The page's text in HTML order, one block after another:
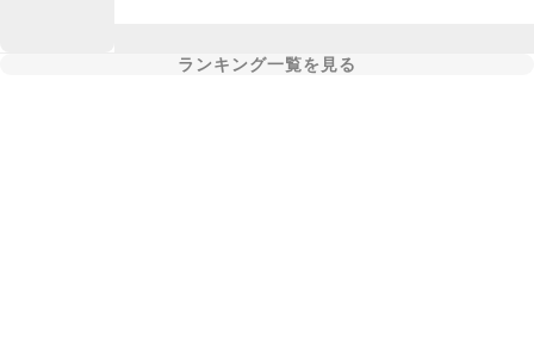
ランキング一覧を見る